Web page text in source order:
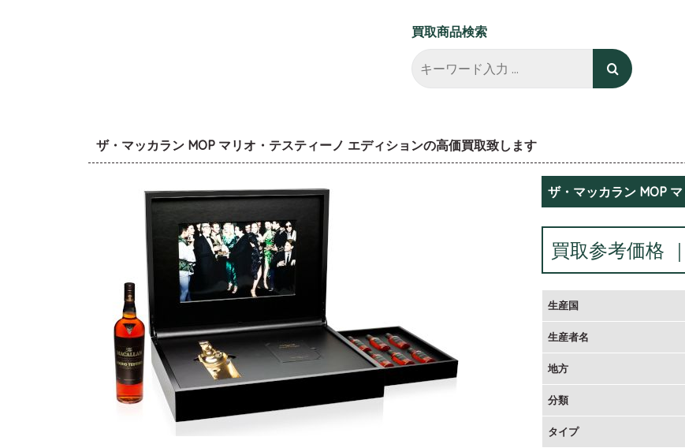
買取商品検索
ザ・マッカラン MOP マリオ・テスティーノ エディションの高価買取致します
ザ・マッカラン MOP
買取参考価格 ｜
生産国
生産者名
地方
分類
タイプ